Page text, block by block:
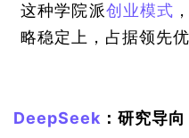
这种学院派创业模式
略稳定上，占据领先优
DeepSeek ：研究导